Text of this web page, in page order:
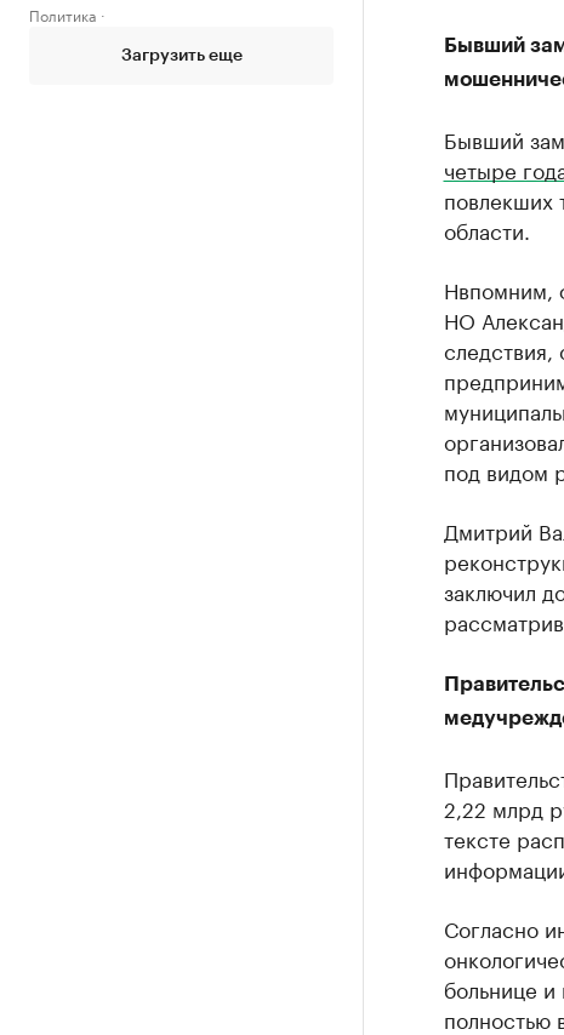
Политика
Загрузить еще
Бывший
Бывший
четыре
повлекших
области.
Нвпомним,
НО
под видом
Дмитрий
заключил
2,22 млрд
тексте
Согласно
больнице
полностью